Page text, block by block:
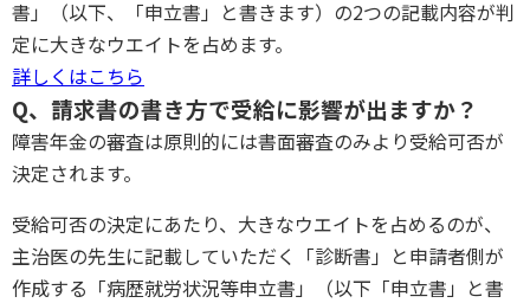
書」（以下、「申立書」と書きます）の2つの記載内容が判
定に大きなウエイトを占めます。
詳しくはこちら
Q、請求書の書き方で受給に影響が出ますか？
障害年金の審査は原則的には書面審査のみより受給可否が
決定されます。
受給可否の決定にあたり、大きなウエイトを占めるのが、
主治医の先生に記載していただく「診断書」と申請者側が
作成する「病歴就労状況等申立書」（以下「申立書」と書